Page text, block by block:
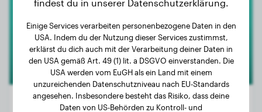
findest du in unserer Datenschutzerklärung.
Einige Services verarbeiten personenbezogene Daten in den
USA. Indem du der Nutzung dieser Services zustimmst,
erklärst du dich auch mit der Verarbeitung deiner Daten in
den USA gemäß Art. 49 (1) lit. a DSGVO einverstanden. Die
USA werden vom EuGH als ein Land mit einem
unzureichenden Datenschutzniveau nach EU-Standards
angesehen. Insbesondere besteht das Risiko, dass deine
Daten von US-Behörden zu Kontroll- und